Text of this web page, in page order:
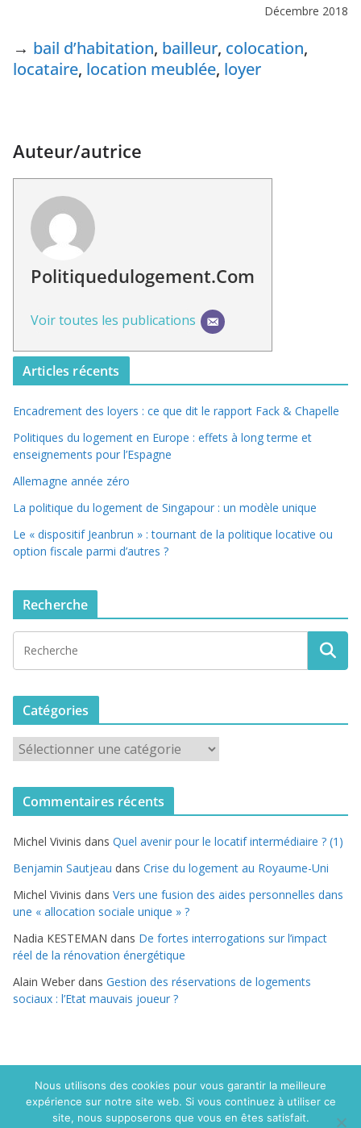
Décembre 2018
→ bail d’habitation, bailleur, colocation,
locataire, location meublée, loyer
Auteur/autrice
Politiquedulogement.com
Voir toutes les publications
Articles récents
Encadrement des loyers : ce que dit le rapport Fack & Chapelle
Politiques du logement en Europe : effets à long terme et
enseignements pour l’Espagne
Allemagne année zéro
La politique du logement de Singapour : un modèle unique
Le « dispositif Jeanbrun » : tournant de la politique locative ou
option fiscale parmi d’autres ?
Recherche
Catégories
t
o
r
i
e
Commentaires récents
Michel Vivinis dans Quel avenir pour le locatif intermédiaire ? (1)
Benjamin Sautjeau dans Crise du logement au Royaume-Uni
Michel Vivinis dans Vers une fusion des aides personnelles dans
une « allocation sociale unique » ?
Nadia KESTEMAN dans De fortes interrogations sur l’impact
réel de la rénovation énergétique
Alain Weber dans Gestion des réservations de logements
sociaux : l’Etat mauvais joueur ?
Copyright © 2015 Politique du logement.com. Tous droits
Nous utilisons des cookies pour vous garantir la meilleure
expérience sur notre site web. Si vous continuez à utiliser ce
site, nous supposerons que vous en êtes satisfait.